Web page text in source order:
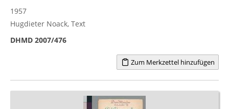
1957
Hugdieter Noack, Text
DHMD 2007/476
Zum Merkzettel hinzufügen